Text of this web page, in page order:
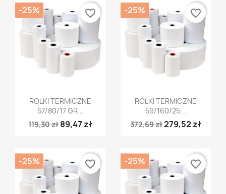
Szybki podgląd
ROLKI TERMICZNE
57/80/17 GR...
119,30 zł 89,47 zł
-25% favorite_border
Szybki podgląd
ROLKI TERMICZNE
59/160/25...
372,69 zł279,52 zł
-25% favorite_border
-25% favorite_border -25% favorite_border